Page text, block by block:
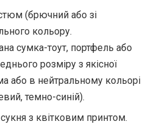
(брючний або зі
кольору.
сумка-тоут, портфель або
розміру з якісної
або в нейтральному кольорі
темно-синій).
з квітковим принтом.